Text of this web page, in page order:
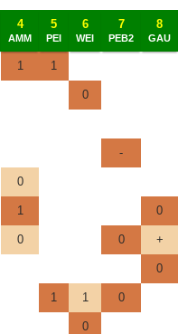
4
AMM
5
PEI
6
WEI
7
PEB2
8
GAU
1 1
0
-
0
1 0
0 0 +
0
1 1 0
0